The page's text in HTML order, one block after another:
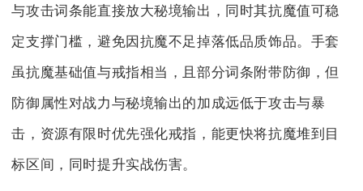
与攻击词条能直接放大秘境输出，同时其抗魔值可稳
定支撑门槛，避免因抗魔不足掉落低品质饰品。手套
虽抗魔基础值与戒指相当，且部分词条附带防御，但
防御属性对战力与秘境输出的加成远低于攻击与暴
击，资源有限时优先强化戒指，能更快将抗魔堆到目
标区间，同时提升实战伤害。